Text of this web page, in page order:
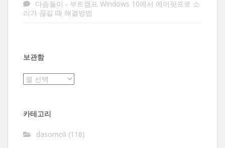
다솜돌이 - 부트캠프 Windows 10에서 에어팟프로 소
리가 끊길 때 해결방법
보관함
보
카테고리
dasomoli (118)